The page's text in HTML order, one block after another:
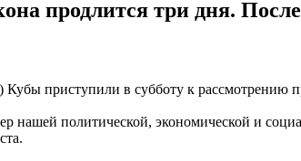
продлится три дня.
приступили в субботу к рассмотрению
нашей политической, экономической и